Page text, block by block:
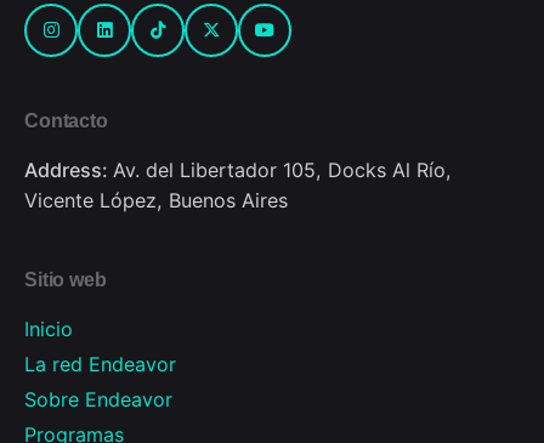
Contacto
Address: Av. del Libertador 105, Docks Al Río,
Vicente López, Buenos Aires
Sitio web
Inicio
La red Endeavor
Sobre Endeavor
Programas